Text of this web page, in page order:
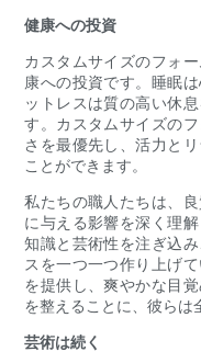
健康への投資
カスタムサイズのフォ
康への投資です。睡眠
ットレスは質の高い休
す。カスタムサイズの
さを最優先し、活力と
ことができます。
私たちの職人たちは、
に与える影響を深く理
知識と芸術性を注ぎ込
スを一つ一つ作り上げ
を提供し、爽やかな目
を整えることに、彼らは
芸術は続く